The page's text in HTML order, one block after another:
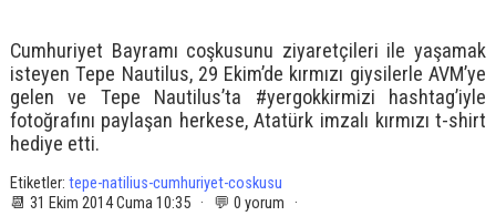
Cumhuriyet Bayramı coşkusunu ziyaretçileri ile yaşamak
isteyen Tepe Nautilus, 29 Ekim’de kırmızı giysilerle AVM’ye
gelen ve Tepe Nautilus’ta #yergokkirmizi hashtag’iyle
fotoğrafını paylaşan herkese, Atatürk imzalı kırmızı t-shirt
hediye etti.
Etiketler: tepe-natilius-cumhuriyet-coskusu
📆 31 Ekim 2014 Cuma 10:35 · 💬 0 yorum ·